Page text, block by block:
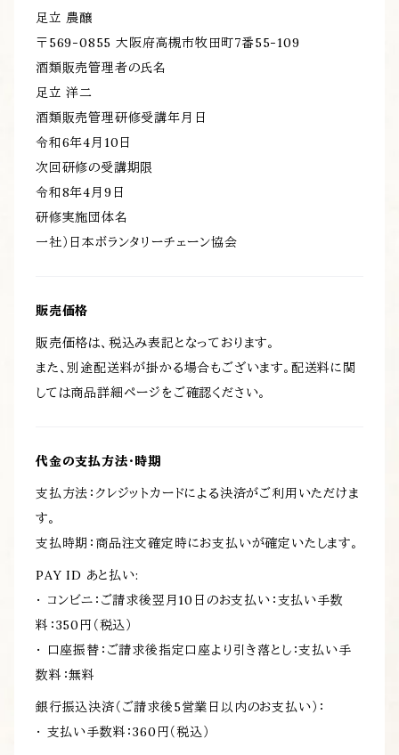
足立 農醸
〒569-0855 大阪府高槻市牧田町7番55-109​
酒類販売管理者の氏名
足立 洋二
酒類販売管理研修受講年月日
令和6年4月10日
次回研修の受講期限
令和8年4月9日
研修実施団体名
一社）日本ボランタリーチェーン協会
販売価格
販売価格は、税込み表記となっております。
また、別途配送料が掛かる場合もございます。配送料に関
しては商品詳細ページをご確認ください。
代金の支払方法・時期
支払方法：クレジットカードによる決済がご利用いただけま
す。
支払時期：商品注文確定時にお支払いが確定いたします。
PAY ID あと払い:
・ コンビニ：ご請求後翌月10日のお支払い：支払い手数
料：350円（税込）
・ 口座振替：ご請求後指定口座より引き落とし：支払い手
数料：無料
銀行振込決済（ご請求後5営業日以内のお支払い）：
・ 支払い手数料：360円（税込）